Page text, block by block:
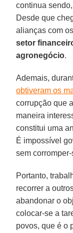
continua
Desde que
alianças com
setor
agronegócio.
Ademais,
obtiveram os
corrupção que
maneira
constitui uma
É impossível
sem corromper-
Portanto,
recorrer a
abandonar o
colocar-se a
povos, que é o